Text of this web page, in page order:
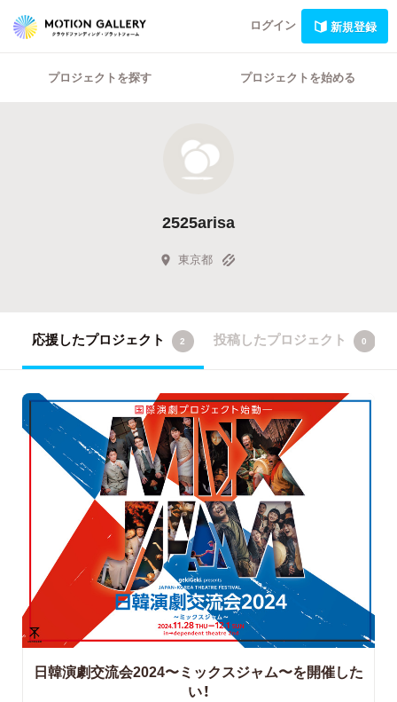
ログイン 新規登録
プロジェクトを探す プロジェクトを始める
2525arisa
東京都
応援したプロジェクト 2 投稿したプロジェクト 0
日韓演劇交流会2024〜ミックスジャム〜を開催した
い！